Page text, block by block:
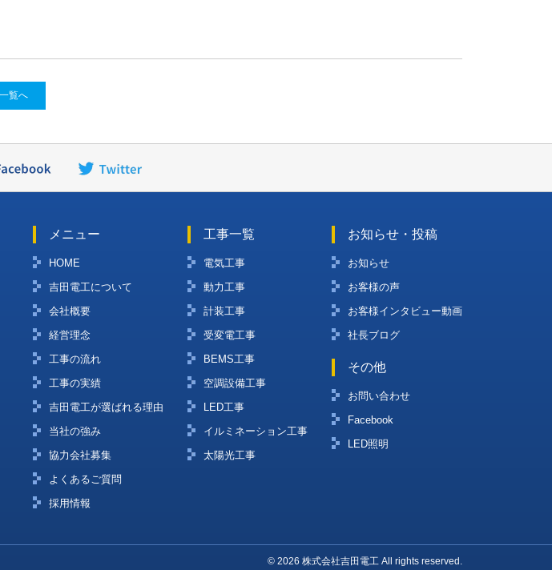
一覧へ
メニュー
HOME
吉田電工について
会社概要
経営理念
工事の流れ
工事の実績
吉田電工が選ばれる理由
当社の強み
協力会社募集
よくあるご質問
採用情報
工事一覧
電気工事
動力工事
計装工事
受変電工事
BEMS工事
空調設備工事
LED工事
イルミネーション工事
太陽光工事
お知らせ・投稿
お知らせ
お客様の声
お客様インタビュー動画
社長ブログ
その他
お問い合わせ
Facebook
LED照明
© 2026 株式会社吉田電工 All rights reserved.